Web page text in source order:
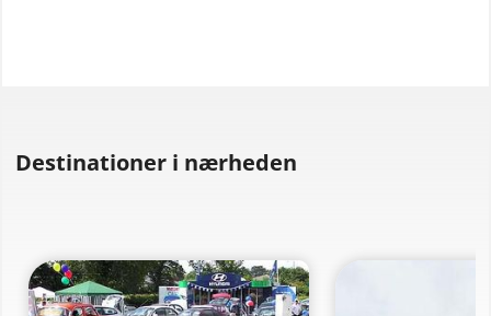
Destinationer i nærheden